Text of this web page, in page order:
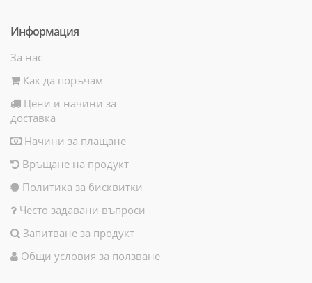
Информация
За нас
Как да поръчам
Цени и начини за
доставка
Начини за плащане
Връщане на продукт
Политика за бисквитки
Често задавани въпроси
Запитване за продукт
Общи условия за ползване